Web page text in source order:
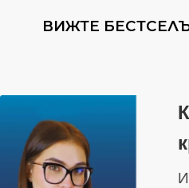
ВИЖТЕ